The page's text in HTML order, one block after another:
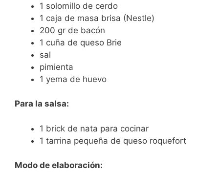
1 solomillo de cerdo
1 caja de masa brisa (Nestle)
200 gr de bacón
1 cuña de queso Brie
sal
pimienta
1 yema de huevo
Para la salsa:
1 brick de nata para cocinar
1 tarrina pequeña de queso roquefort
Modo de elaboración: